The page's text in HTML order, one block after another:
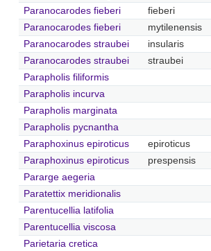
Paranocarodes fieberi
fieberi
Paranocarodes fieberi
mytilenensis
Paranocarodes straubei
insularis
Paranocarodes straubei
straubei
Parapholis filiformis
Parapholis incurva
Parapholis marginata
Parapholis pycnantha
Paraphoxinus epiroticus
epiroticus
Paraphoxinus epiroticus
prespensis
Pararge aegeria
Paratettix meridionalis
Parentucellia latifolia
Parentucellia viscosa
Parietaria cretica